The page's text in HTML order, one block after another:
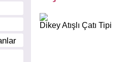
Dikey Atışlı Çatı Tipi